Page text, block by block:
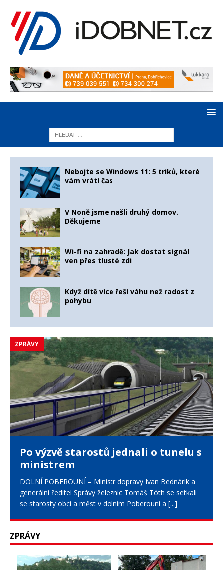
Nebojte se Windows 11: 5 triků, které
vám vrátí čas
V Noně jsme našli druhý domov.
Děkujeme
Wi-fi na zahradě: Jak dostat signál
ven přes tlusté zdi
Když dítě více řeší váhu než radost z
pohybu
ZPRÁVY
Po výzvě starostů jednali o tunelu s
ministrem
DOLNÍ POBEROUNÍ – Ministr dopravy Ivan Bednárik a
generální ředitel Správy železnic Tomáš Tóth se setkali
se starosty obcí a měst v dolním Poberouní a [...]
ZPRÁVY